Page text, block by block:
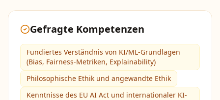
Gefragte Kompetenzen
Fundiertes Verständnis von KI/ML-Grundlagen
(Bias, Fairness-Metriken, Explainability)
Philosophische Ethik und angewandte Ethik
Kenntnisse des EU AI Act und internationaler KI-